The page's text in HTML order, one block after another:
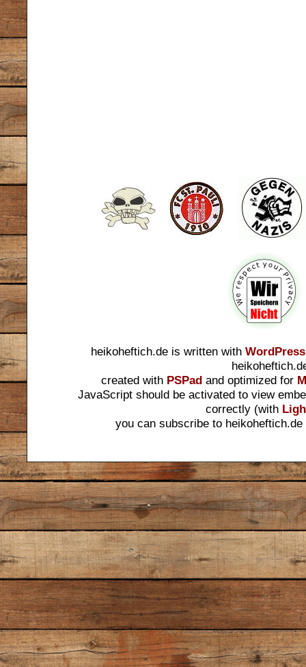
heikoheftich.de is written with WordPress
created with PSPadand optimized for
JavaScript should be activated to view
correctly (with
you can subscribe to